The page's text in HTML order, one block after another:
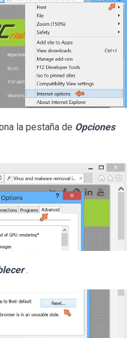
la pestaña de Opciones
.